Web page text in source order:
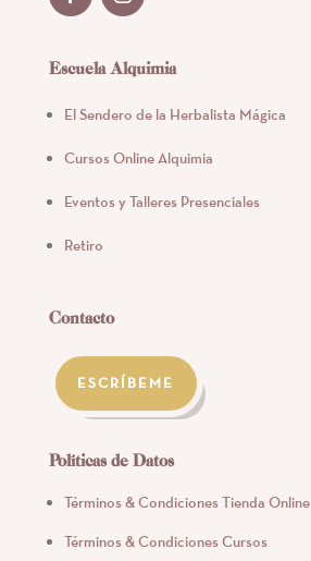
Escuela Alquimia
El Sendero de la Herbalista Mágica
Cursos Online Alquimia
Eventos y Talleres Presenciales
Retiro
Contacto
ESCRÍBEME
Políticas de Datos
Términos & Condiciones Tienda Online
Términos & Condiciones Cursos